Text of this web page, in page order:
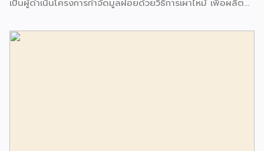
เป็นผู้ดำเนินโครงการกำจัดมูลฝอยด้วยวิธีการเผาไหม้ เพื่อผลิต
มูลฝอยอ่อนนุช เป็นประธานในพิธีส่งมอบโครงการปรับปรุงสถาน
ที่เรียนรู้ ศูนย์พัฒนาเด็กเล็ก ก่อนวัยเรียน ชุมชนเกาะมุสลิม แขวง